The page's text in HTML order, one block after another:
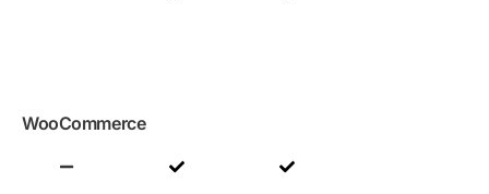
WooCommerce